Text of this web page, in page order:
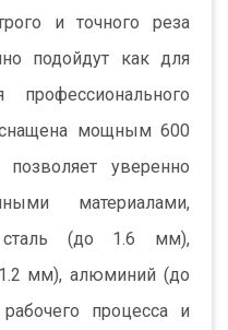
и точного реза
подойдут как для
мощным 600
уверенно
материалами,
сталь (до 1.6 мм),
мм), алюминий (до
процесса и